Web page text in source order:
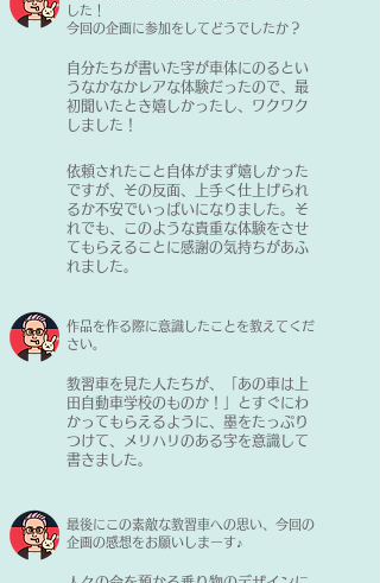
した！
​今回の企画に参加をしてどうでしたか？
​自分たちが書いた字が車体にのるとい
うなかなかレアな体験だったので、最
初聞いたとき嬉しかったし、ワクワク
しました！
​依頼されたこと自体がまず嬉しかった
ですが、その反面、上手く仕上げられ
るか不安でいっぱいになりました。そ
れでも、このような貴重な体験をさせ
てもらえることに感謝の気持ちがあふ
れました。
​作品を作る際に意識したことを教えてくだ
さい。
​教習車を見た人たちが、「あの車は上
田自動車学校のものか！」とすぐにわ
かってもらえるように、墨をたっぷり
つけて、メリハリのある字を意識して
書きました。
​最後にこの素敵な教習車への思い、今回の
企画の感想をお願いしまーす♪